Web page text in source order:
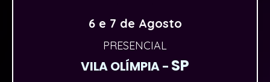
6 e 7 de Agosto
PRESENCIAL
VILA OLÍMPIA - SP